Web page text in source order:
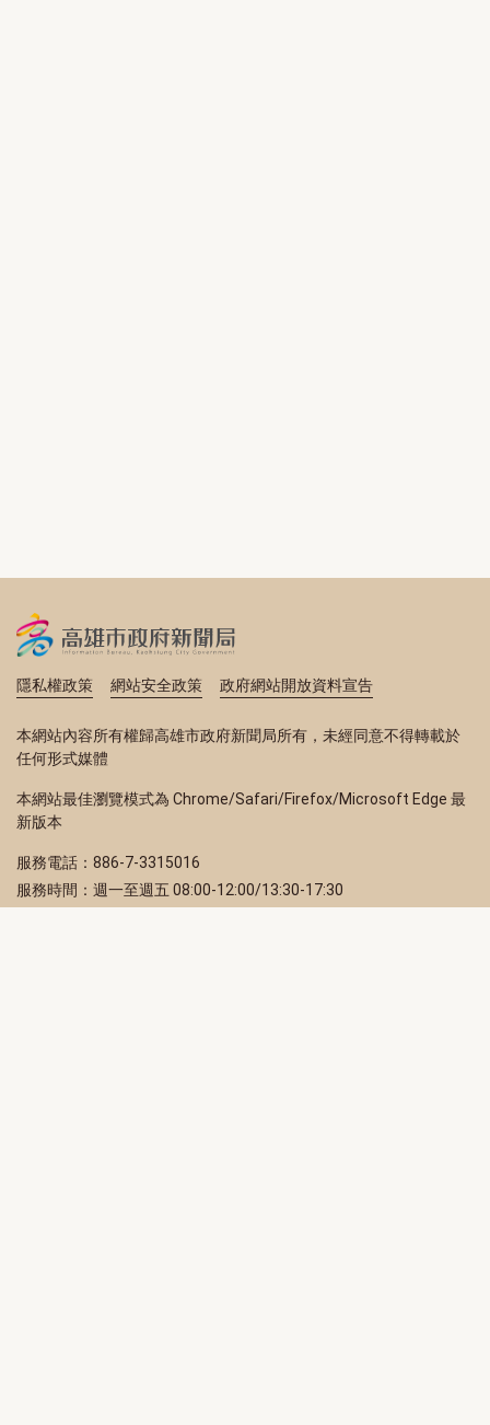
隱私權政策 網站安全政策 政府網站開放資料宣告
本網站內容所有權歸高雄市政府新聞局所有，未經同意不得轉載於
任何形式媒體
本網站最佳瀏覽模式為 Chrome/Safari/Firefox/Microsoft Edge 最
新版本
服務電話：886-7-3315016
服務時間：週一至週五 08:00-12:00/13:30-17:30